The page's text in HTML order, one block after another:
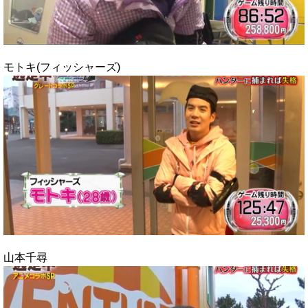
モトキ(フィッシャーズ)
山本千尋